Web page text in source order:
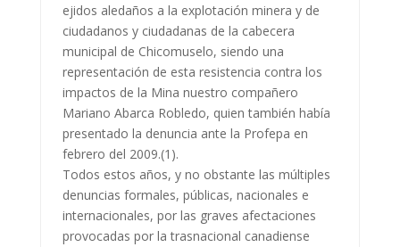
ejidos aledaños a la explotación minera y de
ciudadanos y ciudadanas de la cabecera
municipal de Chicomuselo, siendo una
representación de esta resistencia contra los
impactos de la Mina nuestro compañero
Mariano Abarca Robledo, quien también había
presentado la denuncia ante la Profepa en
febrero del 2009.(1).
Todos estos años, y no obstante las múltiples
denuncias formales, públicas, nacionales e
internacionales, por las graves afectaciones
provocadas por la trasnacional canadiense